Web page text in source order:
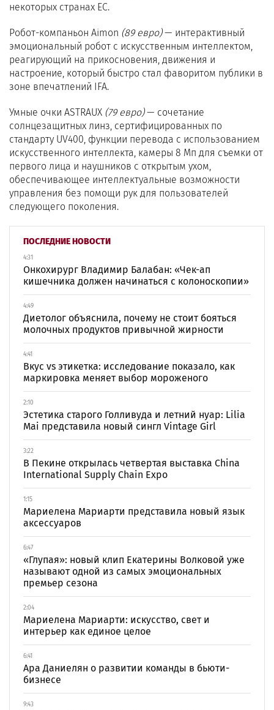
ПОСЛЕДНИЕ НОВОСТИ
4:31
Онкохирург Владимир Балабан: «Чек-ап
кишечника должен начинаться с колоноскопии»
4:49
Диетолог объяснила, почему не стоит бояться
молочных продуктов привычной жирности
4:41
Вкус vs этикетка: исследование показало, как
маркировка меняет выбор мороженого
2:10
Эстетика старого Голливуда и летний нуар: Lilia
Mai представила новый сингл Vintage Girl
3:22
В Пекине открылась четвертая выставка China
International Supply Chain Expo
1:15
Мариелена Мариарти представила новый язык
аксессуаров
6:47
«Глупая»: новый клип Екатерины Волковой уже
называют одной из самых эмоциональных
премьер сезона
2:04
Мариелена Мариарти: искусство, свет и
интерьер как единое целое
6:41
Ара Даниелян о развитии команды в бьюти-
бизнесе
9:43
некоторых странах ЕС.
Робот-компаньон Aimon (89 евро)— интерактивный
эмоциональный робот с искусственным интеллектом,
реагирующий на прикосновения, движения и
настроение, который быстро стал фаворитом публики в
зоне впечатлений IFA.
Умные очки ASTRAUX (79 евро)— сочетание
солнцезащитных линз, сертифицированных по
стандарту UV400, функции перевода с использованием
искусственного интеллекта, камеры 8 Мп для съемки от
первого лица и наушников с открытым ухом,
обеспечивающее интеллектуальные возможности
управления без помощи рук для пользователей
следующего поколения.